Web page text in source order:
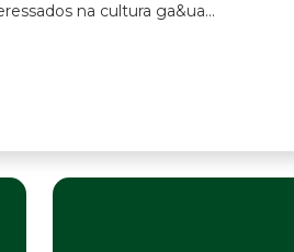
na cultura ga&ua...